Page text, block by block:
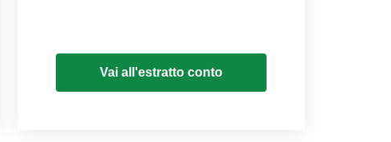
Vai all'estratto conto